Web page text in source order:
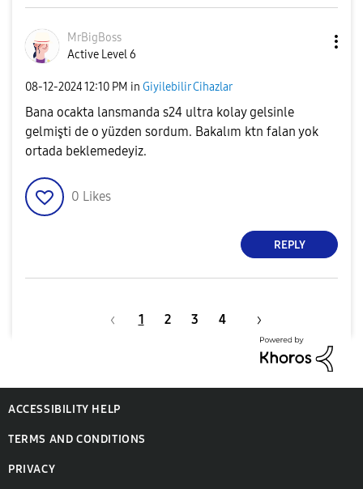
MrBigBoss
Active Level 6
‎08-12-202412:10 PM in Giyilebilir Cihazlar
Bana ocakta lansmanda s24 ultra kolay gelsinle
gelmişti de o yüzden sordum. Bakalım ktn falan yok
ortada beklemedeyiz.
0 Likes
REPLY
1 2 3 4
ACCESSIBILITY HELP
TERMS AND CONDITIONS
PRIVACY